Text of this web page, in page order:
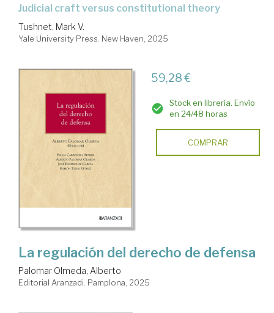
judicial craft versus constitutional theory
Tushnet, Mark V.
Yale University Press. New Haven, 2025
59,28 €
Stock en librería. Envío
en 24/48 horas
COMPRAR
La regulación del derecho de defensa
Palomar Olmeda, Alberto
Editorial Aranzadi. Pamplona, 2025